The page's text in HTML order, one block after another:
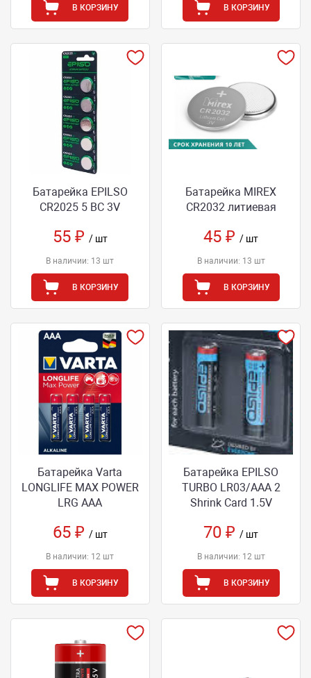
В КОРЗИНУ В КОРЗИНУ
Батарейка EPILSO
CR2025 5 BC 3V
55 ₽ / шт
В наличии: 13 шт
В КОРЗИНУ
Батарейка MIREX
CR2032 литиевая
45 ₽/ шт
В наличии: 13 шт
В КОРЗИНУ
Батарейка Varta
LONGLIFE MAX POWER
LRG AAА
65 ₽ / шт
В наличии: 12 шт
В КОРЗИНУ
Батарейка EPILSO
TURBO LR03/AAA 2
Shrink Card 1.5V
70 ₽/ шт
В наличии: 12 шт
В КОРЗИНУ